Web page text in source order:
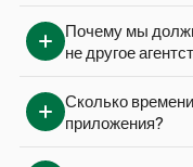
Почему мы
не другое
Сколько
приложения?